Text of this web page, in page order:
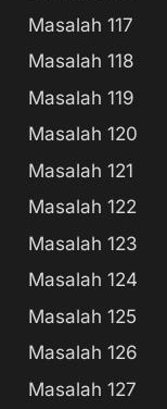
Masalah 117
Masalah 118
Masalah 119
Masalah 120
Masalah 121
Masalah 122
Masalah 123
Masalah 124
Masalah 125
Masalah 126
Masalah 127